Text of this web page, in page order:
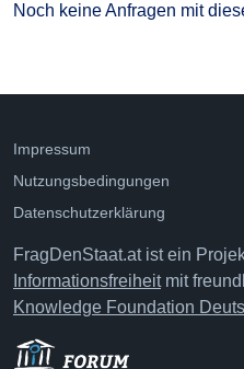
Noch keine Anfragen mit
Impressum
Nutzungsbedingungen
Datenschutzerklärung
FragDenStaat.at ist ein
Informationsfreiheitmit
Knowledge Foundation